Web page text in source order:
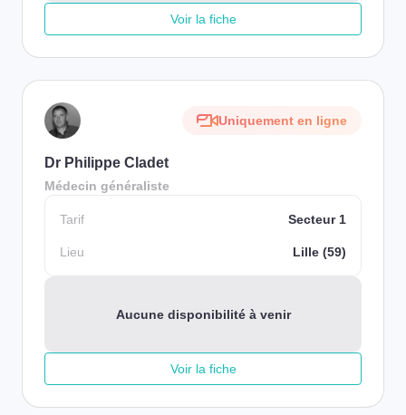
Voir la fiche
Uniquement en ligne
Dr Philippe Cladet
Médecin généraliste
Tarif Secteur 1
Lieu Lille (59)
Aucune disponibilité à venir
Voir la fiche